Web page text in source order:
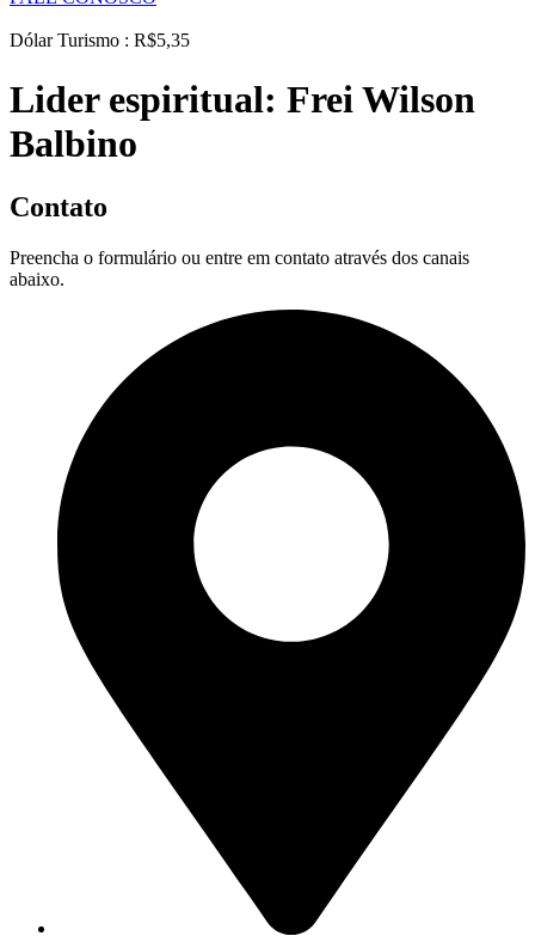
Dólar Turismo : R$5,35
Lider espiritual: Frei Wilson
Balbino
Contato
Preencha o formulário ou entre em contato através dos canais
abaixo.